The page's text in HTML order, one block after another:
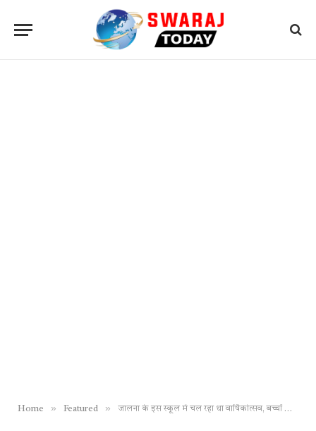
Home » Featured » जालना के इस स्कूल में चल रहा था वार्षिकोत्सव, बच्चों के हाथों में तलवारें और सर तन से जुदा गाने पर डांस, पुलिस ने दर्ज की FIR